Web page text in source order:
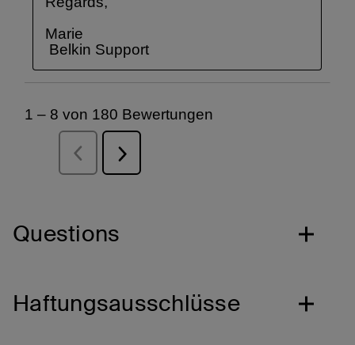
Questions
Haftungsausschlüsse